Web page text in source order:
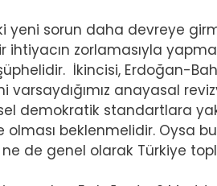
sorun daha devreye
ihtiyacın zorlamasıyla
İkincisi, Erdoğan-
varsaydığımız anayasal
demokratik standartlara
beklenmelidir. Oysa
ne de genel olarak Türkiye